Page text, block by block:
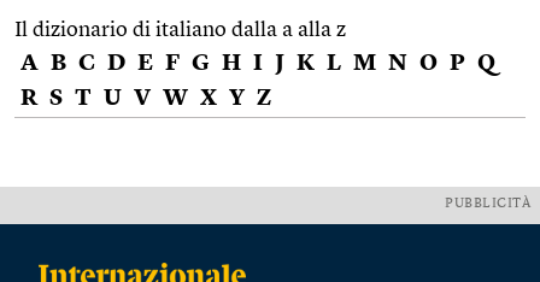
Il dizionario di italiano dalla a alla z
A B C D E F G H I J K L M N O P Q
R S T U V W X Y Z
PUBBLICITÀ